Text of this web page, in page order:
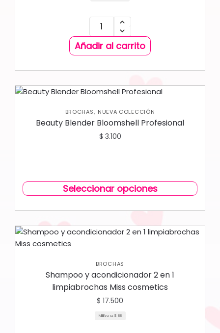
Añadir al carrito
BROCHAS, NUEVA COLECCIÓN
Beauty Blender Bloomshell Profesional
$ 3.100
Seleccionar opciones
BROCHAS
Shampoo y acondicionador 2 en 1
limpiabrochas Miss cosmetics
$ 17.500
Mililitro a: $ 88